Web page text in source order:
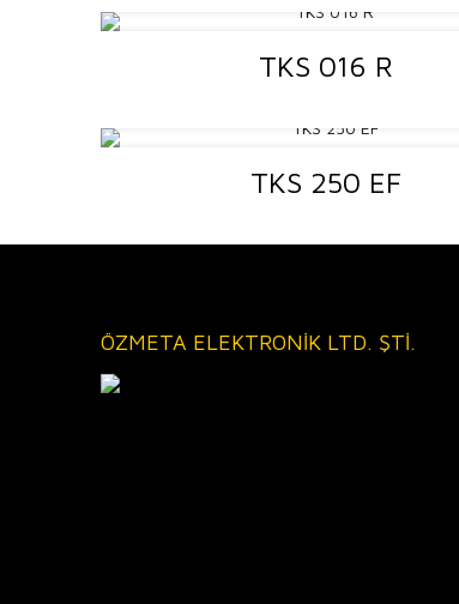
TKS 016 R
TKS 250 EF
ÖZMETA ELEKTRONİK LTD. ŞTİ.